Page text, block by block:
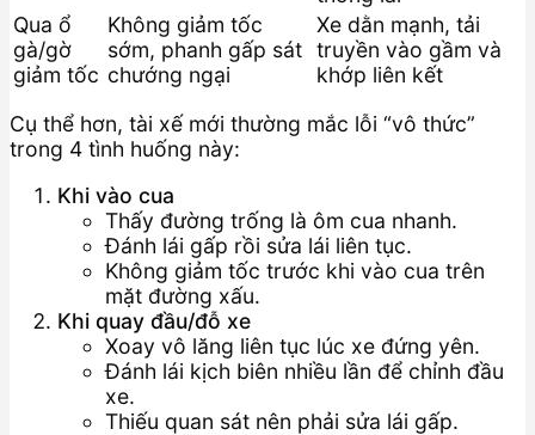
Qua ổ
gà/gờ
giảm tốc
Không giảm tốc
sớm, phanh gấp sát
chướng ngại
Xe dằn mạnh, tải
truyền vào gầm và
khớp liên kết
Cụ thể hơn, tài xế mới thường mắc lỗi “vô thức”
trong 4 tình huống này:
Khi vào cua
Thấy đường trống là ôm cua nhanh.
Đánh lái gấp rồi sửa lái liên tục.
Không giảm tốc trước khi vào cua trên
mặt đường xấu.
Khi quay đầu/đỗ xe
Xoay vô lăng liên tục lúc xe đứng yên.
Đánh lái kịch biên nhiều lần để chỉnh đầu
xe.
Thiếu quan sát nên phải sửa lái gấp.